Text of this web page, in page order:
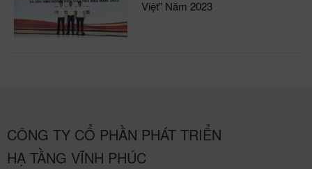
Việt" Năm 2023
CÔNG TY CỔ PHẦN PHÁT TRIỂN
HẠ TẦNG VĨNH PHÚC